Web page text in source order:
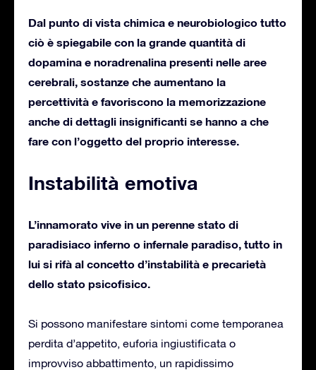
Dal punto di vista chimica e neurobiologico tutto
ciò è spiegabile con la grande quantità di
dopamina e noradrenalina presenti nelle aree
cerebrali, sostanze che aumentano la
percettività e favoriscono la memorizzazione
anche di dettagli insignificanti se hanno a che
fare con l’oggetto del proprio interesse.
Instabilità emotiva
L’innamorato vive in un perenne stato di
paradisiaco inferno o infernale paradiso, tutto in
lui si rifà al concetto d’instabilità e precarietà
dello stato psicofisico.
Si possono manifestare sintomi come temporanea
perdita d’appetito, euforia ingiustificata o
improvviso abbattimento, un rapidissimo